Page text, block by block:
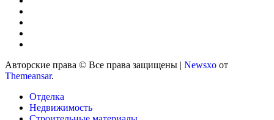
Авторские права © Все права защищены | Newsxo от
Themeansar.
Отделка
Недвижимость